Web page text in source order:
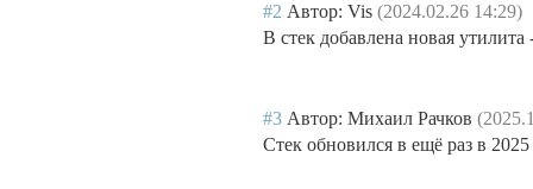
#2 Автор: Vis (2024.02.26 14:29)
В стек добавлена новая
#3 Автор: Михаил Рачков
Стек обновился в ещё раз в 2025